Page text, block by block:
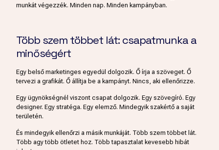
munkát végezzék. Minden nap. Minden kampányban.
Több szem többet lát: csapatmunka a
minőségért
Egy belső marketinges egyedül dolgozik. Ő írja a szöveget. Ő
tervezi a grafikát. Ő állítja be a kampányt. Nincs, aki ellenőrizze.
Egy ügynökségnél viszont csapat dolgozik. Egy szövegíró. Egy
designer. Egy stratéga. Egy elemző. Mindegyik szakértő a saját
területén.
És mindegyik ellenőrzi a másik munkáját. Több szem többet lát.
Több agy több ötletet hoz. Több tapasztalat kevesebb hibát